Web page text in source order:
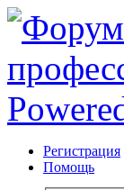
Регистрация
Помощь